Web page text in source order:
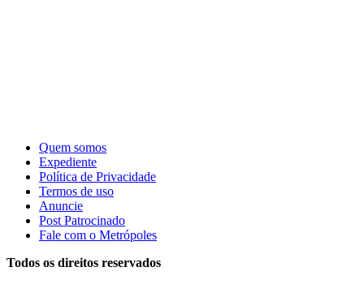
Quem somos
Expediente
Política de Privacidade
Termos de uso
Anuncie
Post Patrocinado
Fale com o Metrópoles
Todos os direitos reservados